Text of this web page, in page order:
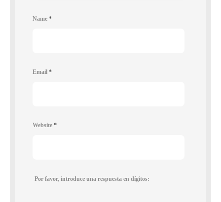
Name *
Email *
Website *
Por favor, introduce una respuesta en dígitos: